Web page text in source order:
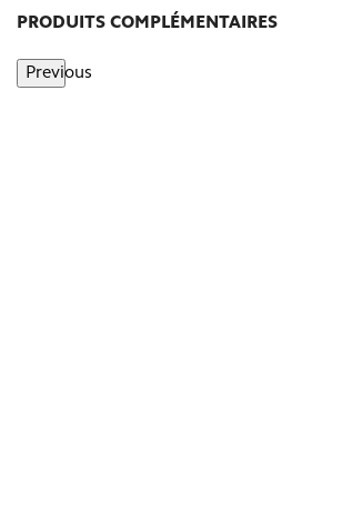
PRODUITS COMPLÉMENTAIRES
Previous